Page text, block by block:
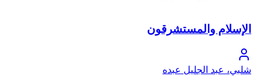
الإسلام والمستشرقون
شلبي، عبد الجليل عبده